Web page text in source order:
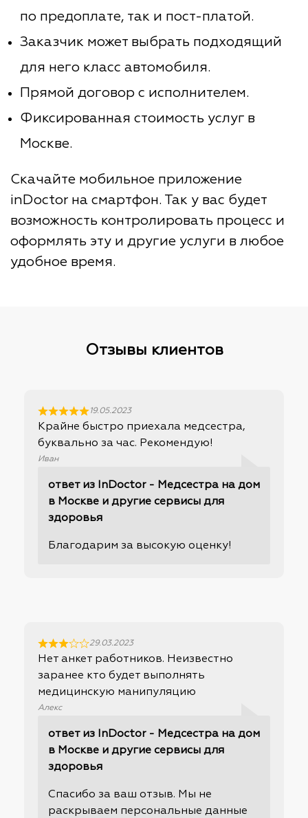
по предоплате, так и пост-платой.
Заказчик может выбрать подходящий
для него класс автомобиля.
Прямой договор с исполнителем.
Фиксированная стоимость услуг в
Москве.
Скачайте мобильное приложение
inDoctor на смартфон. Так у вас будет
возможность контролировать процесс и
оформлять эту и другие услуги в любое
удобное время.
Отзывы клиентов
19.05.2023
Крайне быстро приехала медсестра,
буквально за час. Рекомендую!
Иван
ответ из InDoctor - Медсестра на дом
в Москве и другие сервисы для
здоровья
Благодарим за высокую оценку!
29.03.2023
Нет анкет работников. Неизвестно
заранее кто будет выполнять
медицинскую манипуляцию
Алекс
ответ из InDoctor - Медсестра на дом
в Москве и другие сервисы для
здоровья
Спасибо за ваш отзыв. Мы не
раскрываем персональные данные